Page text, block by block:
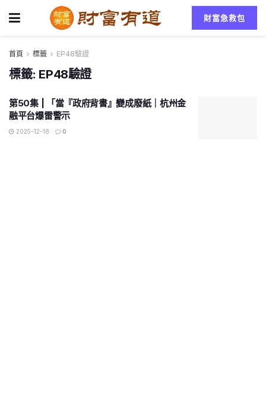
財富急救包
首頁 標籤 EP48驗證
標籤: EP48驗證
第50集 | 「當『政府背書』變成廢紙｜杭州金
融平台爆雷警示
2025-12-18 0